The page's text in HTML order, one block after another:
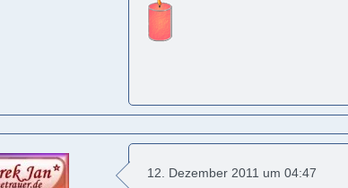
12. Dezember 2011 um 04:47